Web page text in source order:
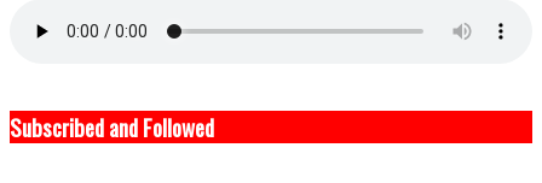
Subscribed and Followed